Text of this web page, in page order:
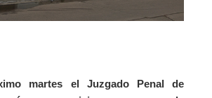
martes el Juzgado Penal de